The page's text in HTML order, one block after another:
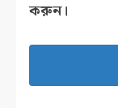
করুন।